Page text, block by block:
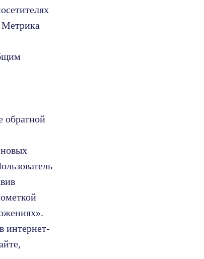
Метрика
обратной
интернет-